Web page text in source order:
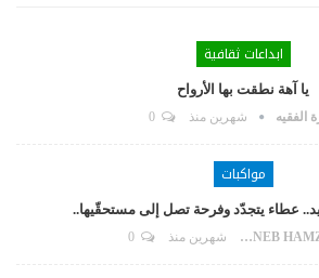
ابداعات ثقافية
يا آهة نطقت بها الأرواح
الفقيه شهرين منذ 0
مواكبات
عطاء يتجدّد وفرحة تصل إلى مستحقّيها..
ZAYNEB HAMZAOUI شهرين منذ